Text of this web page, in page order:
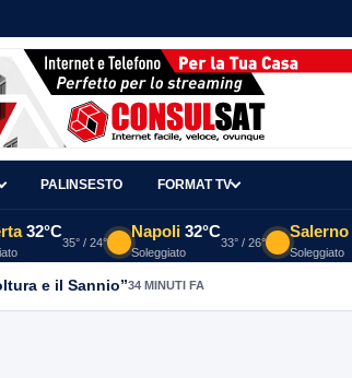
PALINSESTO FORMAT TV
32°C
35° / 24°
Napoli 32°C
Soleggiato
33° / 26°
Salerno
Soleggiato
e il Sannio”34 MINUTI FA